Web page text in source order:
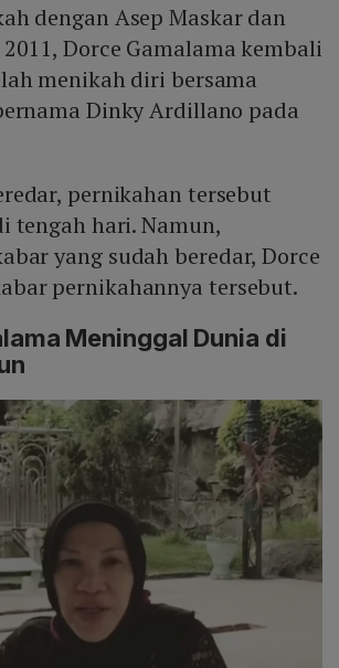
dengan Asep Maskar dan
Dorce Gamalama kembali
menikah diri bersama
Dinky Ardillano pada
pernikahan tersebut
tengah hari. Namun,
yang sudah beredar, Dorce
pernikahannya tersebut.
Meninggal Dunia di